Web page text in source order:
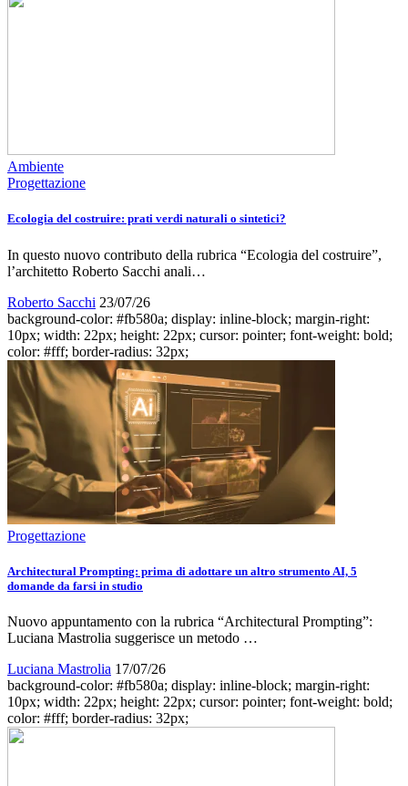
Ambiente
Progettazione
Ecologia del costruire: prati verdi naturali o sintetici?
In questo nuovo contributo della rubrica “Ecologia del costruire”,
l’architetto Roberto Sacchi anali…
Roberto Sacchi 23/07/26
background-color: #fb580a; display: inline-block; margin-right:
10px; width: 22px; height: 22px; cursor: pointer; font-weight: bold;
color: #fff; border-radius: 32px;
Progettazione
Architectural Prompting: prima di adottare un altro strumento AI, 5
domande da farsi in studio
Nuovo appuntamento con la rubrica “Architectural Prompting”:
Luciana Mastrolia suggerisce un metodo …
Luciana Mastrolia 17/07/26
background-color: #fb580a; display: inline-block; margin-right:
10px; width: 22px; height: 22px; cursor: pointer; font-weight: bold;
color: #fff; border-radius: 32px;